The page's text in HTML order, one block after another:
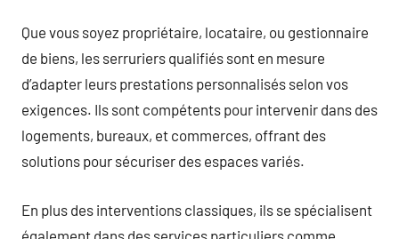
Que vous soyez propriétaire, locataire, ou gestionnaire
de biens, les serruriers qualifiés sont en mesure
d’adapter leurs prestations personnalisés selon vos
exigences. Ils sont compétents pour intervenir dans des
logements, bureaux, et commerces, offrant des
solutions pour sécuriser des espaces variés.
En plus des interventions classiques, ils se spécialisent
également dans des services particuliers comme